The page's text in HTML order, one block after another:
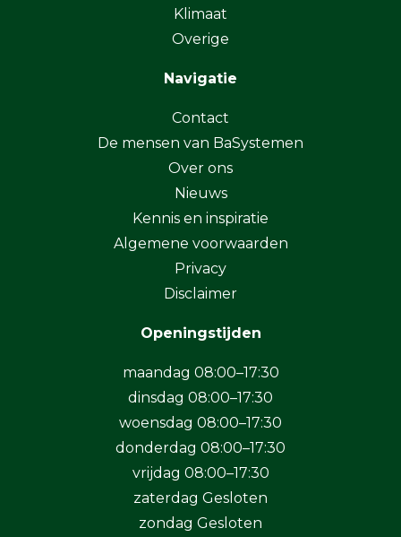
Klimaat
Overige
Navigatie
Contact
De mensen van BaSystemen
Over ons
Nieuws
Kennis en inspiratie
Algemene voorwaarden
Privacy
Disclaimer
Openingstijden
maandag 08:00–17:30
dinsdag 08:00–17:30
woensdag 08:00–17:30
donderdag 08:00–17:30
vrijdag 08:00–17:30
zaterdag Gesloten
zondag Gesloten